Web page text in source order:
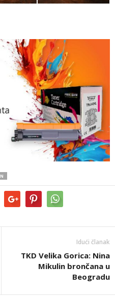
Idući članak
TKD Velika Gorica: Nina
Mikulin brončana u
Beogradu